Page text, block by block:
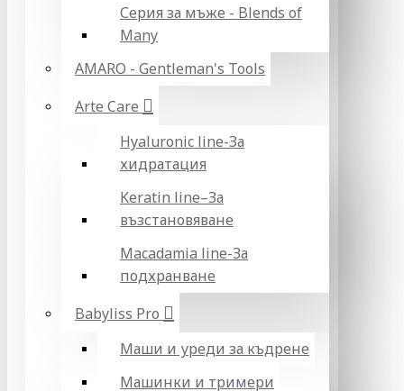
Серия за мъже - Blends of
Many
AMARO - Gentleman's Tools
Arte Care
Hyaluronic line-За
хидратация
Keratin line–За
възстановяване
Macadamia line-За
подхранване
Babyliss Pro
Маши и уреди за къдрене
Машинки и тримери